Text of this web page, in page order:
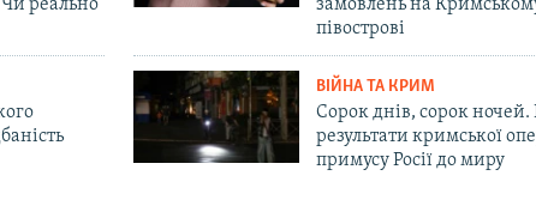
реально
замовлень на
півострові
ВІЙНА ТА КРИМ
Сорок днів, сорок ночей.
результати кримської
примусу Росії до миру